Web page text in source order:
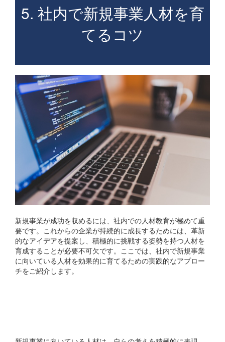
5. 社内で新規事業人材を育
てるコツ
新規事業が成功を収めるには、社内での人材教育が極めて重
要です。これからの企業が持続的に成長するためには、革新
的なアイデアを提案し、積極的に挑戦する姿勢を持つ人材を
育成することが必要不可欠です。ここでは、社内で新規事業
に向いている人材を効果的に育てるための実践的なアプロー
チをご紹介します。